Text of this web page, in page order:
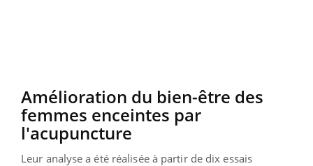
Amélioration du bien-être des
femmes enceintes par
l'acupuncture
Leur analyse a été réalisée à partir de dix essais